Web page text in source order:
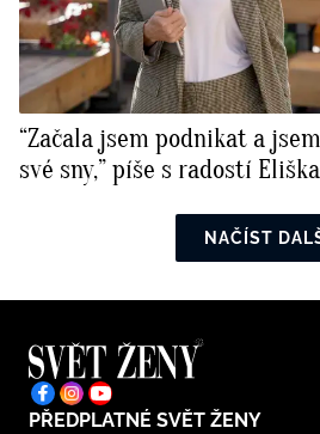
“Začala jsem podnikat a
své sny,” píše s radostí Eliška
NAČÍST
PŘEDPLATNÉ SVĚT ŽENY